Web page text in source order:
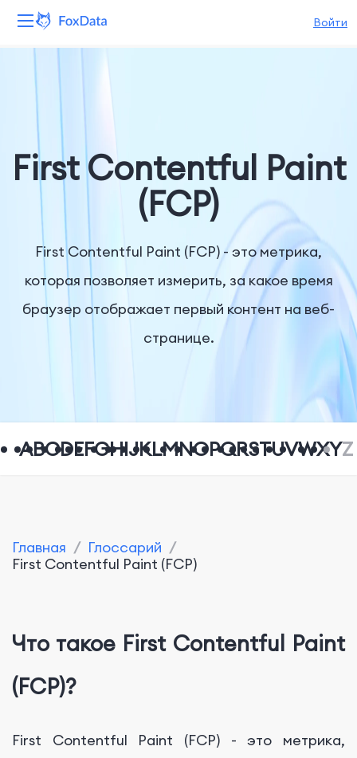
Войти
Решения
Ресурсы
First Contentful Paint
(FCP)
First Contentful Paint (FCP) - это метрика,
которая позволяет измерить, за какое время
браузер отображает первый контент на веб-
странице.
ABCDEFGHIJKLMNOPQRSTUVWXYZ
Главная / Глоссарий /
First Contentful Paint (FCP)
Что такое First Contentful Paint
(FCP)?
First Contentful Paint (FCP) - это метрика,